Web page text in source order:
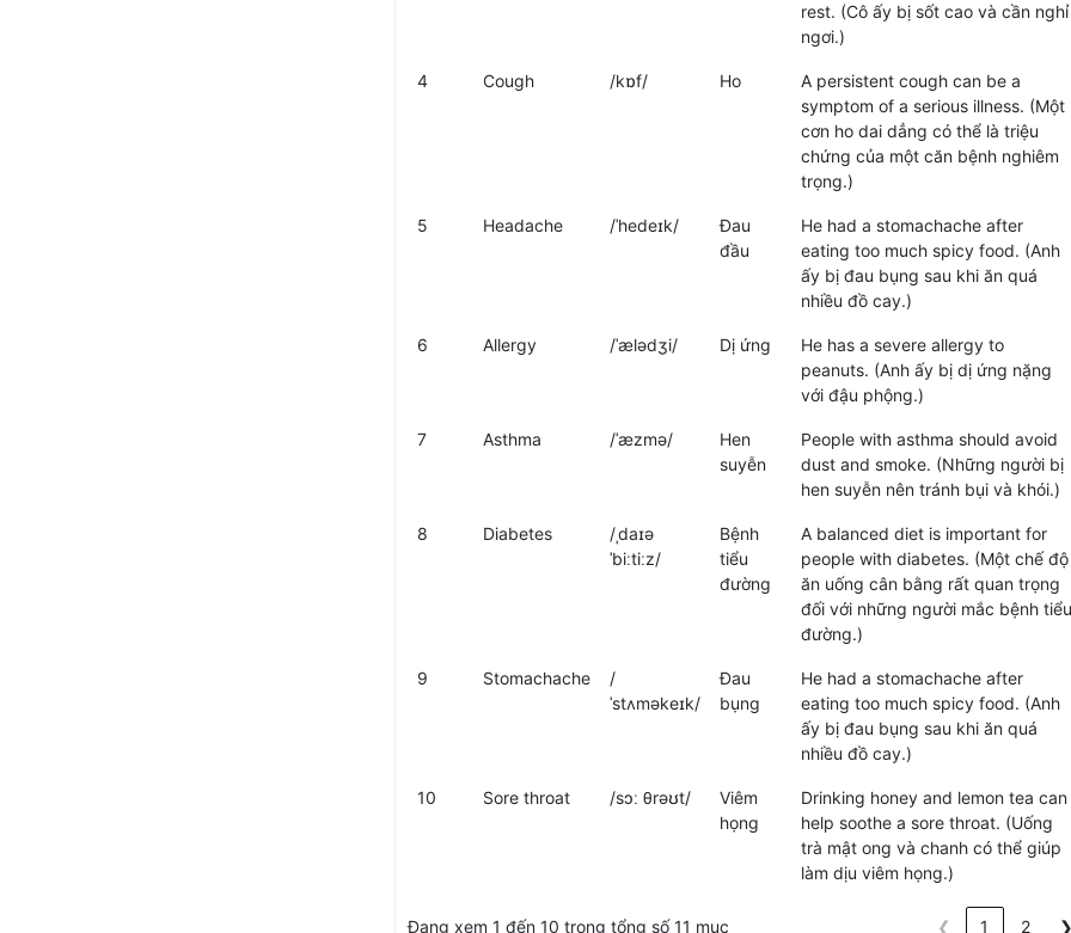
rest. (Cô ấy bị sốt cao và cần nghỉ
ngơi.)
4 Cough /kɒf/ Ho
A persistent cough can be a
symptom of a serious illness. (Một
cơn ho dai dẳng có thể là triệu
chứng của một căn bệnh nghiêm
trọng.)
5 Headache /ˈhedeɪk/
Đau
đầu
He had a stomachache after
eating too much spicy food. (Anh
ấy bị đau bụng sau khi ăn quá
nhiều đồ cay.)
6 Allergy /ˈælədʒi/ Dị ứng
He has a severe allergy to
peanuts. (Anh ấy bị dị ứng nặng
với đậu phộng.)
7 Asthma /ˈæzmə/
Hen
suyễn
People with asthma should avoid
dust and smoke. (Những người bị
hen suyễn nên tránh bụi và khói.)
8 Diabetes
/ˌdaɪə
ˈbiːtiːz/
Bệnh
tiểu
đường
A balanced diet is important for
people with diabetes. (Một chế độ
ăn uống cân bằng rất quan trọng
đối với những người mắc bệnh tiểu
đường.)
9 Stomachache
/
ˈstʌməkeɪk/
Đau
bụng
He had a stomachache after
eating too much spicy food. (Anh
ấy bị đau bụng sau khi ăn quá
nhiều đồ cay.)
10 Sore throat /sɔː θrəʊt/
Viêm
họng
Drinking honey and lemon tea can
help soothe a sore throat. (Uống
trà mật ong và chanh có thể giúp
làm dịu viêm họng.)
Đang xem 1 đến 10 trong tổng số 11 mục ❮ 1 2